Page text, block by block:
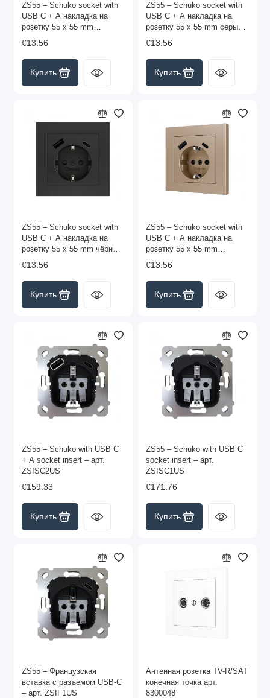
ZS55 – Schuko socket with
USB C + A накладка на
розетку 55 x 55 mm
матовый белый арт.
ZS55CSC2USMW
€13.56
Купить
ZS55 – Schuko socket with
USB C + A накладка на
розетку 55 x 55 mm серый
арт. ZS55CSC2USS
€13.56
Купить
ZS55 – Schuko socket with
USB C + A накладка на
розетку 55 x 55 mm чёрная
арт. ZS55CSC2USA
€13.56
Купить
ZS55 – Schuko socket with
USB C + A накладка на
розетку 55 x 55 mm
шампань арт.
ZS55CSC2USC
€13.56
Купить
ZS55 – Schuko with USB C
+ A socket insert – арт.
ZSISC2US
€159.33
Купить
ZS55 – Schuko with USB C
socket insert – арт.
ZSISC1US
€171.76
Купить
ZS55 – Французская
вставка с разъемом USB-C
– арт. ZSIF1US
Антенная розетка TV-R/SAT
конечная точка арт.
8300048